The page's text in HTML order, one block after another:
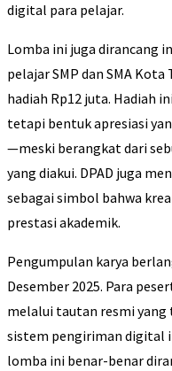
digital para pelajar.
Lomba ini juga dirancang
pelajar SMP dan SMA
hadiah Rp12 juta. Hadiah
tetapi bentuk apresiasi
—meski berangkat dari
yang diakui. DPAD juga
sebagai simbol bahwa
prestasi akademik.
Pengumpulan karya
Desember 2025. Para
melalui tautan resmi yang
sistem pengiriman digital
lomba ini benar-benar